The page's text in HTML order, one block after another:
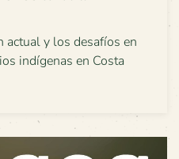
actual y los desafíos en
indígenas en Costa